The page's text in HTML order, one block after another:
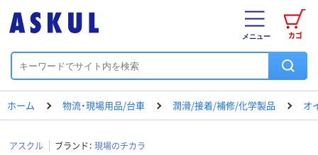
カゴ
メニュー
ホーム 物流・現場用品/台車 潤滑/接着/補修/化学製品 オ
アスクル ブランド： 現場のチカラ